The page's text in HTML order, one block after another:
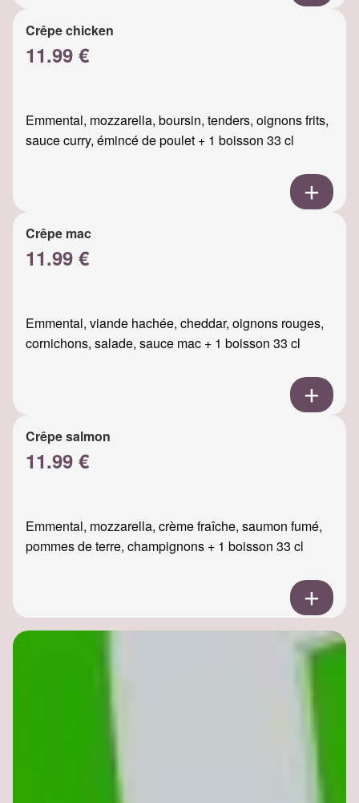
Crêpe chicken
11.99 €
Emmental, mozzarella, boursin, tenders, oignons frits,
sauce curry, émincé de poulet + 1 boisson 33 cl
Crêpe mac
11.99 €
Emmental, viande hachée, cheddar, oignons rouges,
cornichons, salade, sauce mac + 1 boisson 33 cl
Crêpe salmon
11.99 €
Emmental, mozzarella, crème fraîche, saumon fumé,
pommes de terre, champignons + 1 boisson 33 cl